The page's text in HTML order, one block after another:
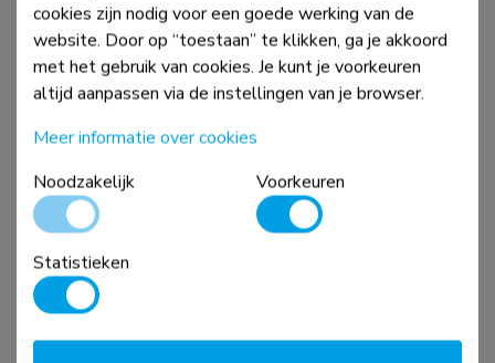
NS-WS300BLACK
Zit-stawerkplek - gasveer
Vergelijk Bekijk
cookies zijn nodig voor een goede werking van de
website. Door op “toestaan” te klikken, ga je akkoord
met het gebruik van cookies. Je kunt je voorkeuren
altijd aanpassen via de instellingen van je browser.
Meer informatie over cookies
Noodzakelijk
Voorkeuren
Statistieken